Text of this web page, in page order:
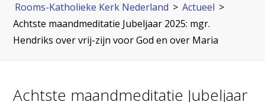
Rooms-Katholieke Kerk Nederland > Actueel >
Achtste maandmeditatie Jubeljaar 2025: mgr.
Hendriks over vrij-zijn voor God en over Maria
Achtste maandmeditatie Jubeljaar